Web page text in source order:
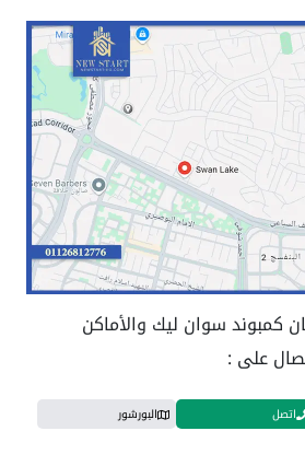
كمبوند سوان ليك والأماكن
على :
اتصل البورشور